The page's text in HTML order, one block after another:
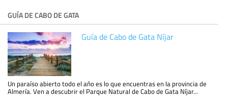
GUÍA DE CABO DE GATA
Guía de Cabo de Gata Níjar
Un paraíso abierto todo el año es lo que encuentras en la provincia de
Almería. Ven a descubrir el Parque Natural de Cabo de Gata Níjar...